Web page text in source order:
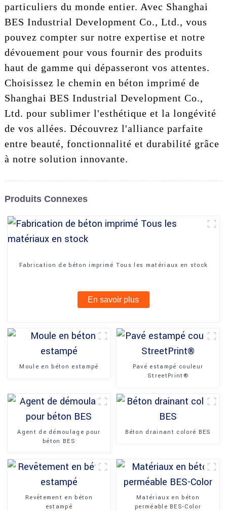
particuliers du monde entier. Avec Shanghai
BES Industrial Development Co., Ltd., vous
pouvez compter sur notre expertise et notre
dévouement pour vous fournir des produits
haut de gamme qui dépasseront vos attentes.
Choisissez le chemin en béton imprimé de
Shanghai BES Industrial Development Co.,
Ltd. pour sublimer l'esthétique et la longévité
de vos allées. Découvrez l'alliance parfaite
entre beauté, fonctionnalité et durabilité grâce
à notre solution innovante.
Produits Connexes
Fabrication de béton imprimé Tous les matériaux en stock
En savoir plus
Moule en béton estampé
Pavé estampé couleur
StreetPrint®
Agent de démoulage pour
béton BES
Béton drainant coloré BES
Revêtement en béton
estampé
Matériaux en béton
perméable BES-Color